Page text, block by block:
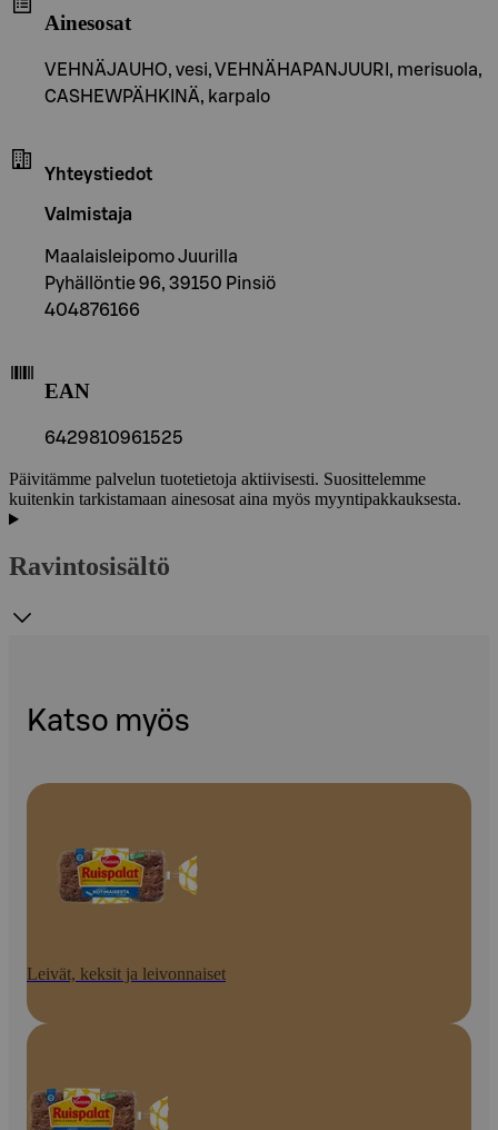
Ainesosat
VEHNÄJAUHO, vesi, VEHNÄHAPANJUURI, merisuola,
CASHEWPÄHKINÄ, karpalo
Yhteystiedot
Valmistaja
Maalaisleipomo Juurilla
Pyhällöntie 96, 39150 Pinsiö
404876166
EAN
6429810961525
Päivitämme palvelun tuotetietoja aktiivisesti. Suosittelemme
kuitenkin tarkistamaan ainesosat aina myös myyntipakkauksesta.
Ravintosisältö
Katso myös
Leivät, keksit ja leivonnaiset